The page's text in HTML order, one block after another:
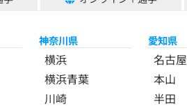
神奈川県
横浜
横浜青葉
川崎
愛知県
名古屋
本山
半田